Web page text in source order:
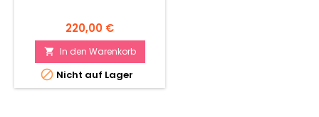
Preis
220,00 €
 In den Warenkorb
 Nicht auf Lager